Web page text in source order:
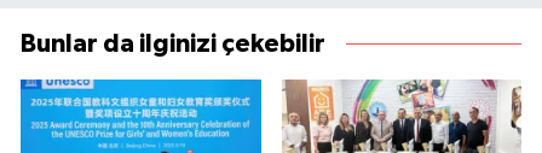
Bunlar da ilginizi çekebilir